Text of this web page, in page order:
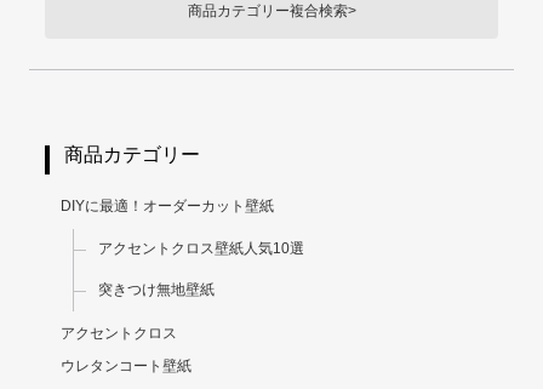
商品カテゴリー複合検索>
商品カテゴリー
DIYに最適！オーダーカット壁紙
アクセントクロス壁紙人気10選
突きつけ無地壁紙
アクセントクロス
ウレタンコート壁紙